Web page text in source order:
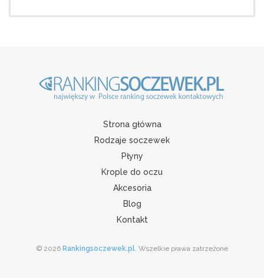
Strona główna
Rodzaje soczewek
Płyny
Krople do oczu
Akcesoria
Blog
Kontakt
© 2026 Rankingsoczewek.pl. Wszelkie prawa zatrzeżone